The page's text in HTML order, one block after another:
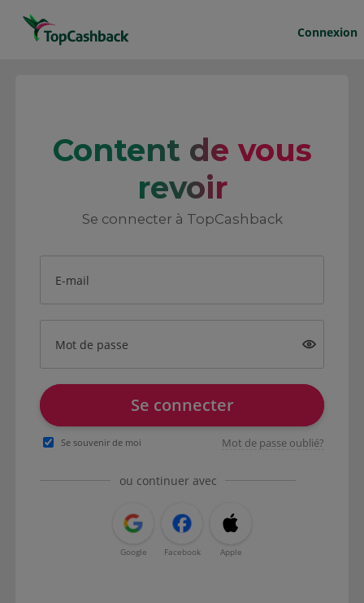
Connexion
Content de vous
revoir
Se connecter à TopCashback
E-mail
Mot de passe
Se connecter
Se souvenir de moi Mot de passe oublié?
ou continuer avec
Google Facebook Apple